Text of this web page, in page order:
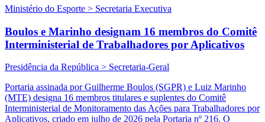
Ministério do Esporte > Secretaria Executiva
Boulos e Marinho designam 16 membros do Comitê
Interministerial de Trabalhadores por Aplicativos
Presidência da República > Secretaria-Geral
Portaria assinada por Guilherme Boulos (SGPR) e Luiz Marinho
(MTE) designa 16 membros titulares e suplentes do Comitê
Interministerial de Monitoramento das Ações para Trabalhadores por
Aplicativos, criado em julho de 2026 pela Portaria nº 216. O